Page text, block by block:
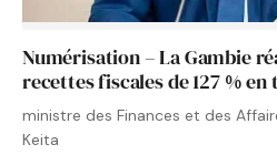
Numérisation – La Gambie
recettes fiscales de 127 % en
ministre des Finances et des
Keita